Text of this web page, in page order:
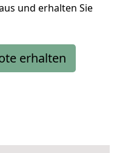
und erhalten Sie
erhalten